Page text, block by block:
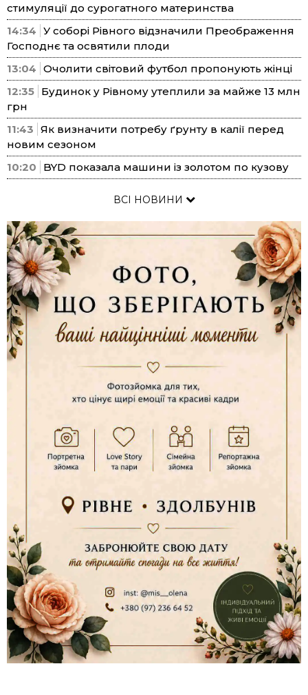
стимуляції до сурогатного материнства
14:34 У соборі Рівного відзначили Преображення
Господнє та освятили плоди
13:04 Очолити світовий футбол пропонують жінці
12:35 Будинок у Рівному утеплили за майже 13 млн
грн
11:43 Як визначити потребу ґрунту в калії перед
новим сезоном
10:20
BYD показала машини із золотом по кузову
ВСІ НОВИНИ